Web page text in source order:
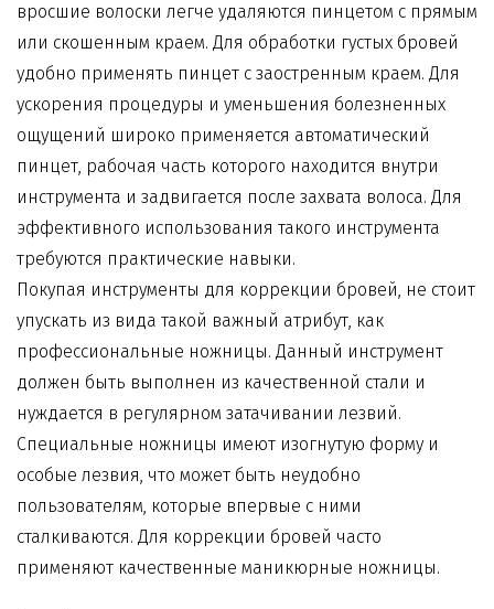
вросшие волоски легче удаляются пинцетом с прямым
или скошенным краем. Для обработки густых бровей
удобно применять пинцет с заостренным краем. Для
ускорения процедуры и уменьшения болезненных
ощущений широко применяется автоматический
пинцет, рабочая часть которого находится внутри
инструмента и задвигается после захвата волоса. Для
эффективного использования такого инструмента
требуются практические навыки.
Покупая инструменты для коррекции бровей, не стоит
упускать из вида такой важный атрибут, как
профессиональные ножницы. Данный инструмент
должен быть выполнен из качественной стали и
нуждается в регулярном затачивании лезвий.
Специальные ножницы имеют изогнутую форму и
особые лезвия, что может быть неудобно
пользователям, которые впервые с ними
сталкиваются. Для коррекции бровей часто
применяют качественные маникюрные ножницы.